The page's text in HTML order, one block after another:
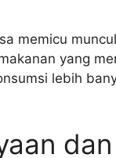
memicu
yang
lebih